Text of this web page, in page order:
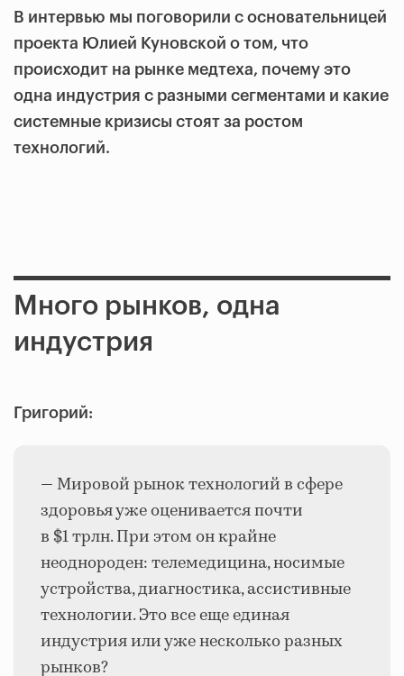
В интервью мы поговорили с основательницей
проекта Юлией Куновской о том, что
происходит на рынке медтеха, почему это
одна индустрия с разными сегментами и какие
системные кризисы стоят за ростом
технологий.
Много рынков, одна
индустрия
Григорий:
— Мировой рынок технологий в сфере
здоровья уже оценивается почти
в $1 трлн. При этом он крайне
неоднороден: телемедицина, носимые
устройства, диагностика, ассистивные
технологии. Это все еще единая
индустрия или уже несколько разных
рынков?